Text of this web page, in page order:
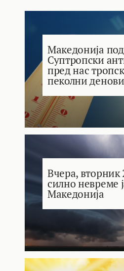
Македонија под
Суптропски
пред нас
пеколни денови
Вчера, вторник
силно невреме
Македонија